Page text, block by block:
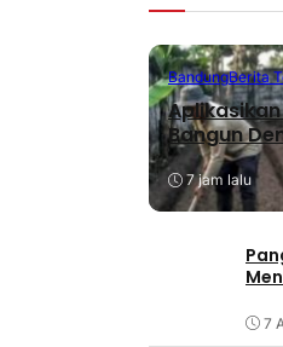
BandungBerita
Bangun
7 jam lalu
7